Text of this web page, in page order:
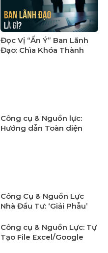
Đọc Vị “Ẩn Ý” Ban Lãnh
Đạo: Chìa Khóa Thành
Công cụ & Nguồn lực:
Hướng dẫn Toàn diện
Công Cụ & Nguồn Lực
Nhà Đầu Tư: ‘Giải Phẫu’
Chứng Khoán
Công cụ & Nguồn Lực: Tự
Tạo File Excel/Google